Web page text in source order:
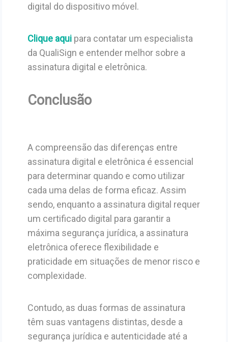
digital do dispositivo móvel.
Clique aquipara contatar um especialista
da QualiSign e entender melhor sobre a
assinatura digital e eletrônica.
Conclusão
A compreensão das diferenças entre
assinatura digital e eletrônica é essencial
para determinar quando e como utilizar
cada uma delas de forma eficaz. Assim
sendo, enquanto a assinatura digital requer
um certificado digital para garantir a
máxima segurança jurídica, a assinatura
eletrônica oferece flexibilidade e
praticidade em situações de menor risco e
complexidade.
Contudo, as duas formas de assinatura
têm suas vantagens distintas, desde a
segurança jurídica e autenticidade até a